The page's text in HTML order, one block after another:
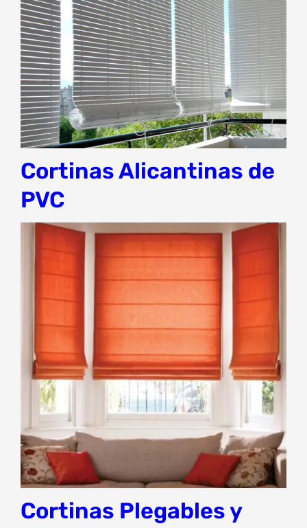
Cortinas Alicantinas de
PVC
Cortinas Plegables y